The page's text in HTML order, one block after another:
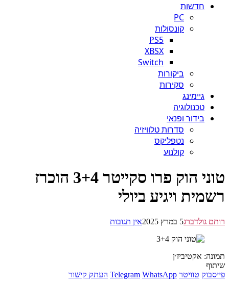
חדשות
PC
קונסולות
PS5
XBSX
Switch
ביקורות
סקירות
גיימינג
טכנולוגיה
בידור ופנאי
סדרות טלוויזיה
נטפליקס
קולנוע
טוני הוק פרו סקייטר 3+4 הוכרז
ויגיע ביולי
גולדברג5 במרץ 2025 אין תגובות
אקטיביז׳ן
טוויטר Telegram WhatsApp העתק קישור